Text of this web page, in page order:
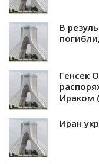
В
Генсек
Ираком
Иран